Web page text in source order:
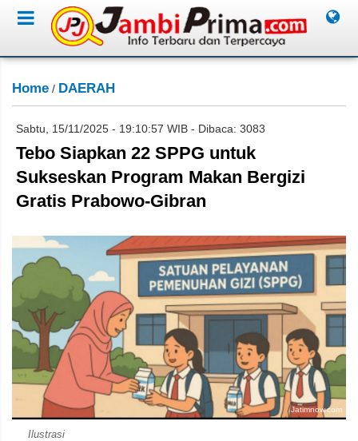
Home / DAERAH
Sabtu, 15/11/2025 - 19:10:57 WIB - Dibaca: 3083
Tebo Siapkan 22 SPPG untuk
Sukseskan Program Makan Bergizi
Gratis Prabowo-Gibran
Jatimnow.com
Ilustrasi